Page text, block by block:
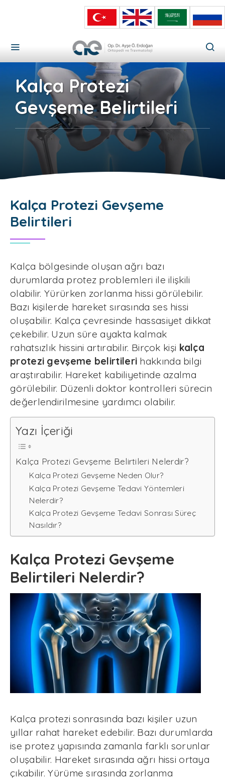
Kalça Protezi
Gevşeme Belirtileri
Kalça Protezi Gevşeme
Belirtileri
Kalça bölgesinde oluşan ağrı bazı
durumlarda protez problemleri ile ilişkili
olabilir. Yürürken zorlanma hissi görülebilir.
Bazı kişilerde hareket sırasında ses hissi
oluşabilir. Kalça çevresinde hassasiyet dikkat
çekebilir. Uzun süre ayakta kalmak
rahatsızlık hissini artırabilir. Birçok kişi kalça
protezi gevşeme belirtileri hakkında bilgi
araştırabilir. Hareket kabiliyetinde azalma
görülebilir. Düzenli doktor kontrolleri sürecin
değerlendirilmesine yardımcı olabilir.
Yazı İçeriği
Kalça Protezi Gevşeme Belirtileri Nelerdir?
Kalça Protezi Gevşeme Neden Olur?
Kalça Protezi Gevşeme Tedavi Yöntemleri
Nelerdir?
Kalça Protezi Gevşeme Tedavi Sonrası Süreç
Nasıldır?
Kalça Protezi Gevşeme
Belirtileri Nelerdir?
Kalça protezi sonrasında bazı kişiler uzun
yıllar rahat hareket edebilir. Bazı durumlarda
ise protez yapısında zamanla farklı sorunlar
oluşabilir. Hareket sırasında ağrı hissi ortaya
çıkabilir. Yürüme sırasında zorlanma